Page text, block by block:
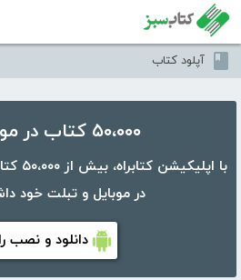
آپلود کتاب
۵۰،۰۰۰ کتاب در موبایل شما
با
در موبایل و تبلت خود
دانلود و نصب